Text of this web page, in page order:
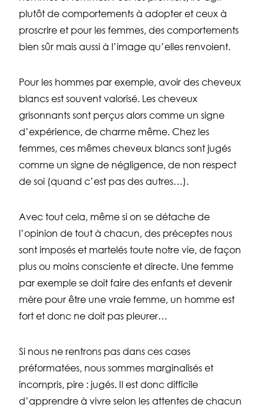
plutôt de comportements à adopter et ceux à
proscrire et pour les femmes, des comportements
bien sûr mais aussi à l’image qu’elles renvoient.
Pour les hommes par exemple, avoir des cheveux
blancs est souvent valorisé. Les cheveux
grisonnants sont perçus alors comme un signe
d’expérience, de charme même. Chez les
femmes, ces mêmes cheveux blancs sont jugés
comme un signe de négligence, de non respect
de soi (quand c’est pas des autres…).
Avec tout cela, même si on se détache de
l’opinion de tout à chacun, des préceptes nous
sont imposés et martelés toute notre vie, de façon
plus ou moins consciente et directe. Une femme
par exemple se doit faire des enfants et devenir
mère pour être une vraie femme, un homme est
fort et donc ne doit pas pleurer…
Si nous ne rentrons pas dans ces cases
préformatées, nous sommes marginalisés et
incompris, pire : jugés. Il est donc difficile
d’apprendre à vivre selon les attentes de chacun